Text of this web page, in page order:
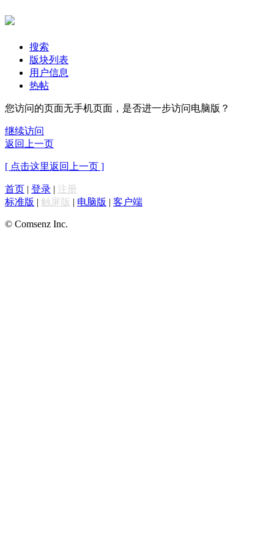
搜索
版块列表
用户信息
热帖
您访问的页面无手机页面，是否进一步访问电脑版？
继续访问
返回上一页
[ 点击这里返回上一页 ]
首页 | 登录 | 注册
标准版 | 触屏版 | 电脑版 | 客户端
© Comsenz Inc.